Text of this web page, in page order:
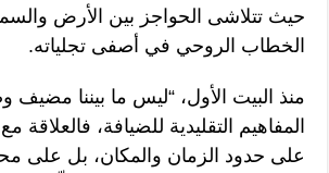
حيث تتلاشى الحواجز بين الأرض
الخطاب الروحي في أصفى تجلياته.
منذ البيت الأول، “ليس ما بيننا مضيف
المفاهيم التقليدية للضيافة، فالعلاقة
على حدود الزمان والمكان، بل على